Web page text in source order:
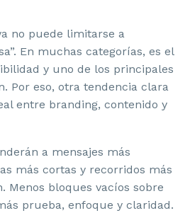
no puede limitarse a
En muchas categorías, es el
y uno de los principales
Por eso, otra tendencia clara
entre branding, contenido y
a mensajes más
más cortas y recorridos más
Menos bloques vacíos sobre
prueba, enfoque y claridad.